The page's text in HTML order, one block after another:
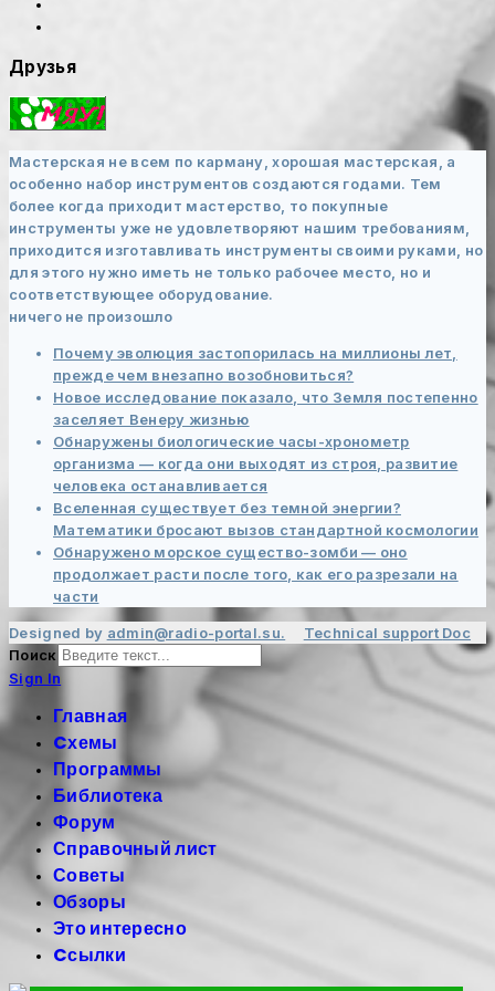
Друзья
Мастерская не всем по карману, хорошая мастерская, а
особенно набор инструментов создаются годами. Тем
более когда приходит мастерство, то покупные
инструменты уже не удовлетворяют нашим требованиям,
приходится изготавливать инструменты своими руками, но
для этого нужно иметь не только рабочее место, но и
соответствующее оборудование.
ничего не произошло
Почему эволюция застопорилась на миллионы лет,
прежде чем внезапно возобновиться?
Новое исследование показало, что Земля постепенно
заселяет Венеру жизнью
Обнаружены биологические часы-хронометр
организма — когда они выходят из строя, развитие
человека останавливается
Вселенная существует без темной энергии?
Математики бросают вызов стандартной космологии
Обнаружено морское существо-зомби — оно
продолжает расти после того, как его разрезали на
части
Designed by admin@radio-portal.su. Technical support Doc
Поиск
Sign In
Главная
Cхемы
Программы
Библиотека
Форум
Справочный лист
Советы
Обзоры
Это интересно
Cсылки